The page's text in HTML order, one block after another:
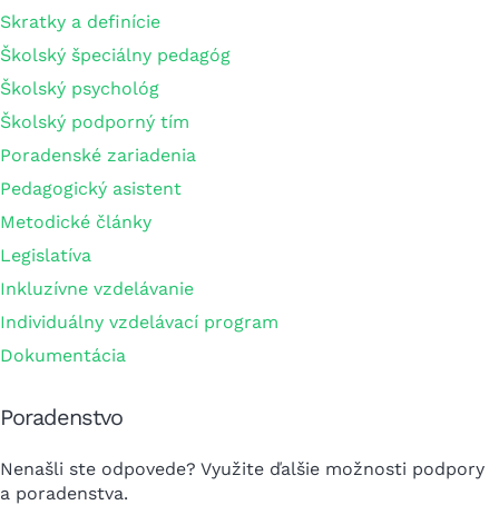
Skratky a definície
Školský špeciálny pedagóg
Školský psychológ
Školský podporný tím
Poradenské zariadenia
Pedagogický asistent
Metodické články
Legislatíva
Inkluzívne vzdelávanie
Individuálny vzdelávací program
Dokumentácia
Poradenstvo
Nenašli ste odpovede? Využite ďalšie možnosti podpory
a poradenstva.